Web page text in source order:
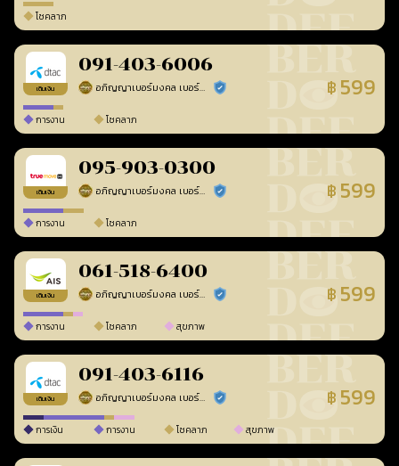
โชคลาภ
เติมเงิน
091-403-6006
อภิญญาเบอร์มงคล เบอร์สวยเลขศาสตร์ ร้านยืนยันแล้ว ฿ 599
การงาน โชคลาภ
เติมเงิน
095-903-0300
อภิญญาเบอร์มงคล เบอร์สวยเลขศาสตร์ ร้านยืนยันแล้ว ฿ 599
การงาน โชคลาภ
เติมเงิน
061-518-6400
อภิญญาเบอร์มงคล เบอร์สวยเลขศาสตร์ ร้านยืนยันแล้ว ฿ 599
การงาน โชคลาภ สุขภาพ
เติมเงิน
091-403-6116
อภิญญาเบอร์มงคล เบอร์สวยเลขศาสตร์ ร้านยืนยันแล้ว ฿ 599
การเงิน การงาน โชคลาภ สุขภาพ